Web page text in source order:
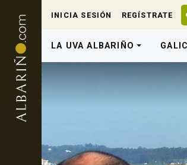
INICIA SESIÓN REGÍSTRATE
LA UVA ALBARIÑO